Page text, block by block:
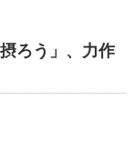
ろう」、力作